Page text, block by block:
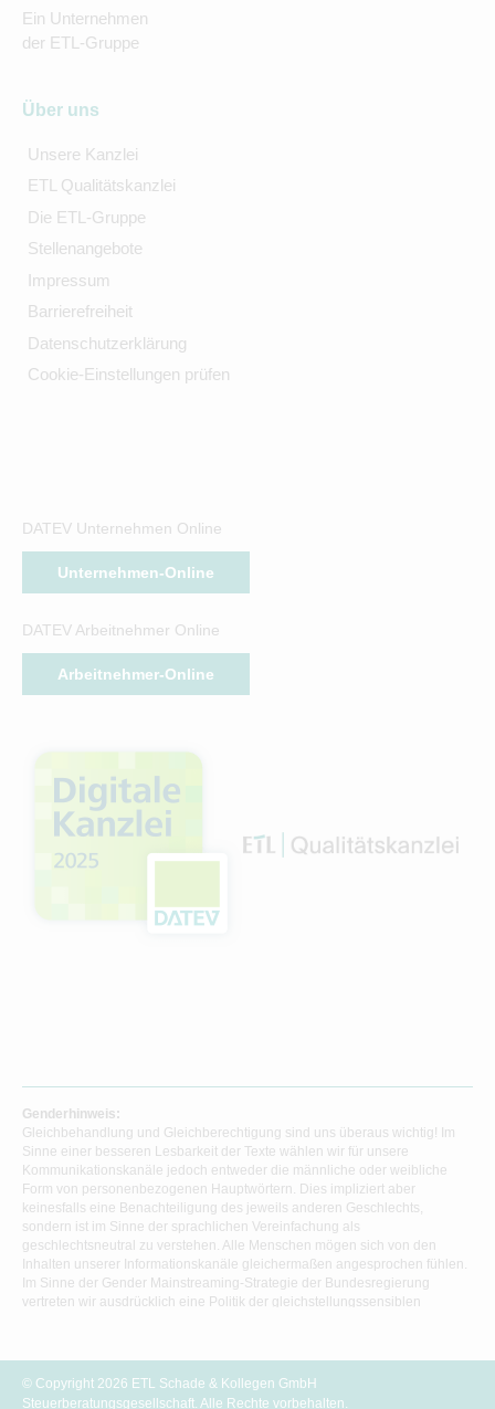
Ein Unternehmen
der ETL-Gruppe
Über uns
Unsere Kanzlei
ETL Qualitätskanzlei
Die ETL-Gruppe
Stellenangebote
Impressum
Barrierefreiheit
Datenschutzerklärung
Cookie-Einstellungen prüfen
DATEV Unternehmen Online
Unternehmen-Online
DATEV Arbeitnehmer Online
Arbeitnehmer-Online
Genderhinweis:
Gleichbehandlung und Gleichberechtigung sind uns überaus wichtig! Im
Sinne einer besseren Lesbarkeit der Texte wählen wir für unsere
Kommunikationskanäle jedoch entweder die männliche oder weibliche
Form von personenbezogenen Hauptwörtern. Dies impliziert aber
keinesfalls eine Benachteiligung des jeweils anderen Geschlechts,
sondern ist im Sinne der sprachlichen Vereinfachung als
geschlechtsneutral zu verstehen. Alle Menschen mögen sich von den
Inhalten unserer Informationskanäle gleichermaßen angesprochen fühlen.
Im Sinne der Gender Mainstreaming-Strategie der Bundesregierung
vertreten wir ausdrücklich eine Politik der gleichstellungssensiblen
© Copyright 2026 ETL Schade & Kollegen GmbH
Steuerberatungsgesellschaft. Alle Rechte vorbehalten.